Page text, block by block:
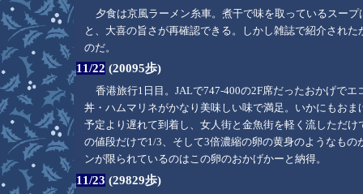
夕食は京風ラーメン糸車。煮干で味を取っているスー
と、大喜の旨さが再確認できる。しかし雑誌で紹介され
のだ。
11/22 (20095歩)
香港旅行1日目。JALで747-400の2F席だったおかげで
丼・ハムマリネがかなり美味しい味で満足。いかにもお
予定より遅れて到着し、女人街と金魚街を軽く流しただ
の値段だけで1/3、そして3倍濃縮の卵の黄身のようなも
ンが限られているのはこの卵のおかげかーと納得。
11/23 (29829歩)